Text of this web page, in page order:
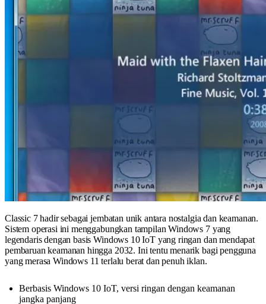
Classic 7 hadir sebagai jembatan unik antara nostalgia dan keamanan.
Sistem operasi ini menggabungkan tampilan Windows 7 yang
legendaris dengan basis Windows 10 IoT yang ringan dan mendapat
pembaruan keamanan hingga 2032. Ini tentu menarik bagi pengguna
yang merasa Windows 11 terlalu berat dan penuh iklan.
Berbasis Windows 10 IoT, versi ringan dengan keamanan
jangka panjang